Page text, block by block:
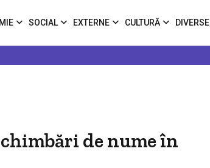
SOCIAL EXTERNE CULTURĂ DIVERSE
de nume în